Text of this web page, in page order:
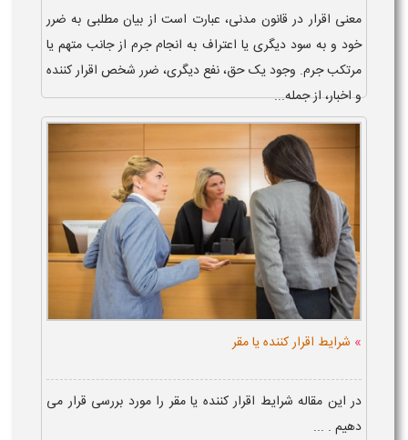
معنی اقرار در قانون مدنی، عبارت است از بیان مطلبی به ضرر
خود و به سود دیگری یا اعتراف به انجام جرم از جانب متهم یا
مرتکب جرم. وجود یک حق، نفع دیگری، ضرر شخص اقرار کننده
و اخبار، از جمله...
» شرایط اقرار کننده یا مقر
در این مقاله شرایط اقرار کننده یا مقر را مورد بررسی قرار می
دهیم . ...